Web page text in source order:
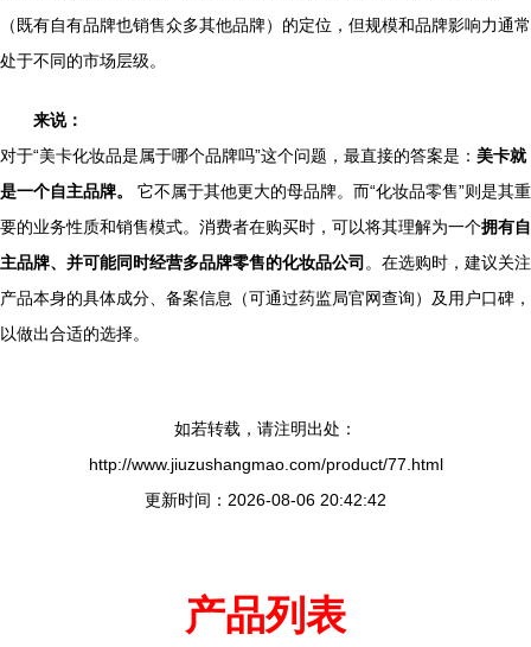
（既有自有品牌也销售众多其他品牌）的定位，但规模和品牌影响力通常
处于不同的市场层级。
来说：
对于“美卡化妆品是属于哪个品牌吗”这个问题，最直接的答案是： 美卡就
是一个自主品牌。
它不属于其他更大的母品牌。而“化妆品零售”则是其重
要的业务性质和销售模式。消费者在购买时，可以将其理解为一个拥有自
主品牌、并可能同时经营多品牌零售的化妆品公司 。在选购时，建议关注
产品本身的具体成分、备案信息（可通过药监局官网查询）及用户口碑，
以做出合适的选择。
如若转载，请注明出处：
http://www.jiuzushangmao.com/product/77.html
更新时间：2026-08-06 20:42:42
产品列表